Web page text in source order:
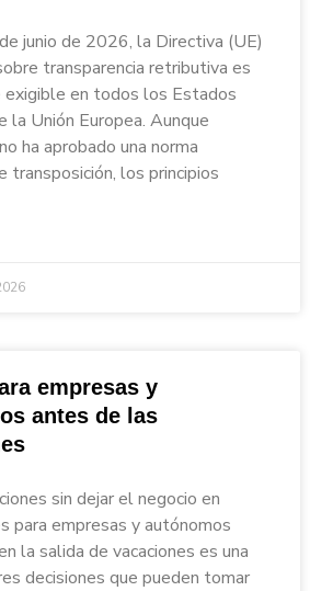
junio de 2026, la Directiva (UE)
transparencia retributiva es
en todos los Estados
la Unión Europea. Aunque
ha aprobado una norma
transposición, los principios
empresas y
antes de las
sin dejar el negocio en
para empresas y autónomos
la salida de vacaciones es una
decisiones que pueden tomar